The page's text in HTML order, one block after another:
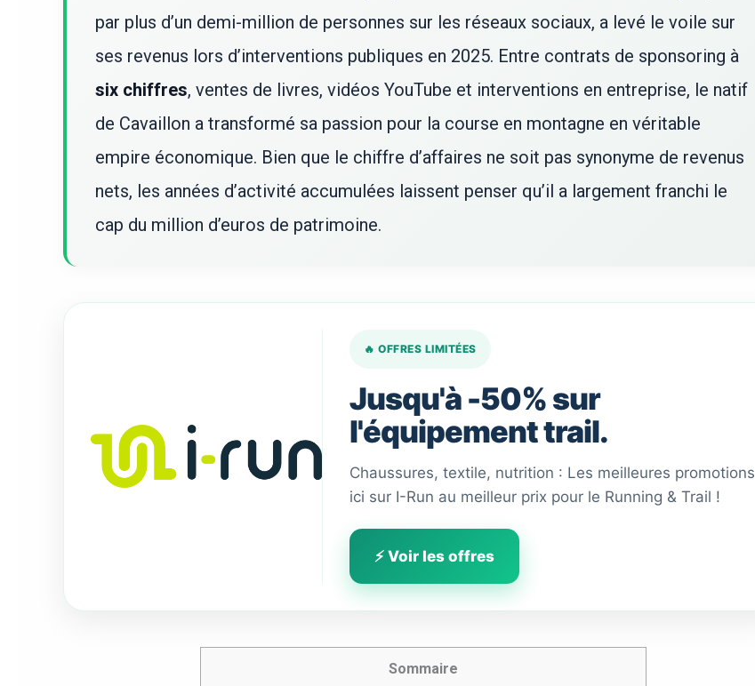
par plus d’un demi-million de personnes sur les réseaux sociaux, a levé le voile sur
ses revenus lors d’interventions publiques en 2025. Entre contrats de sponsoring à
six chiffres, ventes de livres, vidéos YouTube et interventions en entreprise, le natif
de Cavaillon a transformé sa passion pour la course en montagne en véritable
empire économique. Bien que le chiffre d’affaires ne soit pas synonyme de revenus
nets, les années d’activité accumulées laissent penser qu’il a largement franchi le
cap du million d’euros de patrimoine.
🔥 OFFRES LIMITÉES
Jusqu'à -50% sur
l'équipement trail.
Chaussures, textile, nutrition : Les meilleures promotions
ici sur I-Run au meilleur prix pour le Running & Trail !
⚡ Voir les offres
Sommaire